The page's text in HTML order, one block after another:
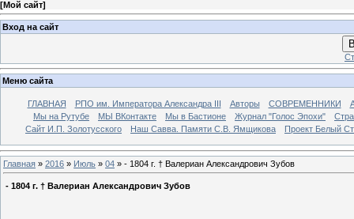
[Мой сайт]
Вход на сайт
Меню сайта
ГЛАВНАЯ РПО им. Императора Александра III Авторы СОВРЕМЕННИКИ
Мы на Рутубе
МЫ ВКонтакте Мы в Бастионе Журнал "Голос Эпохи"
Сайт И.П. Золотусского
Наш Савва. Памяти С.В. Ямщикова Проект Белый
Главная » 2016 » Июль » 04 » - 1804 г. † Валериан Александрович Зубов
- 1804 г. † Валериан Александрович Зубов